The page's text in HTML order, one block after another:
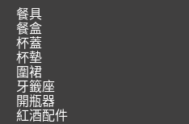
餐具
餐盒
杯蓋
杯墊
圍裙
牙籤座
開瓶器
紅酒配件